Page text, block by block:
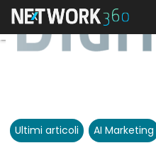
Ultimi articoli AI Marketing